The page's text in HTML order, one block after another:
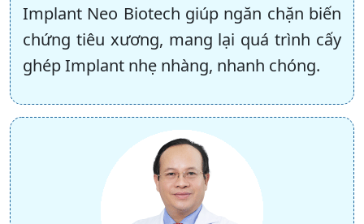
Implant Neo Biotech giúp ngăn chặn biến
chứng tiêu xương, mang lại quá trình cấy
ghép Implant nhẹ nhàng, nhanh chóng.